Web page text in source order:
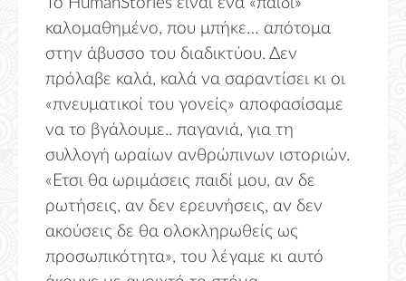
Το HumanStories είναι ένα «παιδί»
καλομαθημένο, που μπήκε… απότομα
στην άβυσσο του διαδικτύου. Δεν
πρόλαβε καλά, καλά να σαραντίσει κι οι
«πνευματικοί του γονείς» αποφασίσαμε
να το βγάλουμε.. παγανιά, για τη
συλλογή ωραίων ανθρώπινων ιστοριών.
«Ετσι θα ωριμάσεις παιδί μου, αν δε
ρωτήσεις, αν δεν ερευνήσεις, αν δεν
ακούσεις δε θα ολοκληρωθείς ως
προσωπικότητα», του λέγαμε κι αυτό